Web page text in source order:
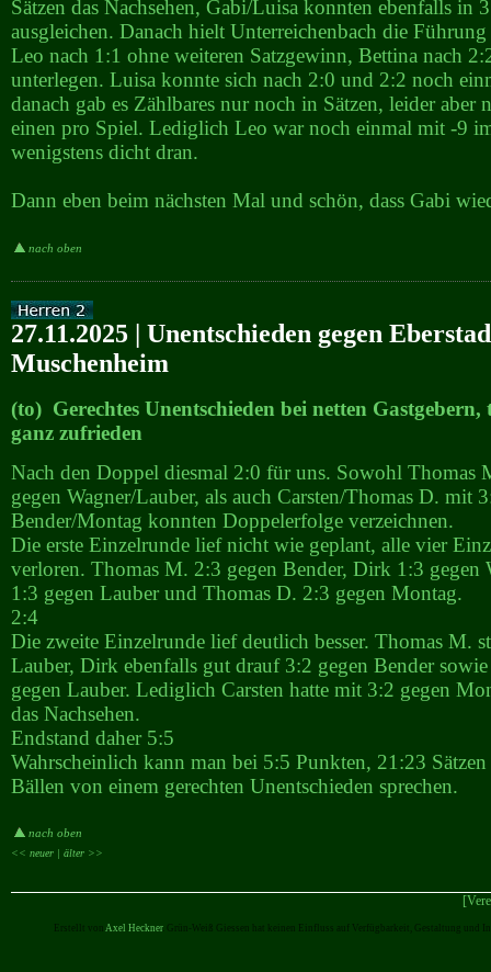
Sätzen das Nachsehen, Gabi/Luisa konnten ebenfalls in
ausgleichen. Danach hielt Unterreichenbach die Führung
Leo nach 1:1 ohne weiteren Satzgewinn, Bettina nach
unterlegen. Luisa konnte sich nach 2:0 und 2:2 noch
danach gab es Zählbares nur noch in Sätzen, leider aber
einen pro Spiel. Lediglich Leo war noch einmal mit -9
wenigstens dicht dran.
Dann eben beim nächsten Mal und schön, dass Gabi
nach oben
27.11.2025 | Unentschieden gegen
Muschenheim
(to) Gerechtes Unentschieden bei netten
ganz zufrieden
Nach den Doppel diesmal 2:0 für uns. Sowohl Thomas
gegen Wagner/Lauber, als auch Carsten/Thomas D. mit
Bender/Montag konnten Doppelerfolge verzeichnen.
Die erste Einzelrunde lief nicht wie geplant, alle vier
verloren. Thomas M. 2:3 gegen Bender, Dirk 1:3 gegen
1:3 gegen Lauber und Thomas D. 2:3 gegen Montag.
2:4
Die zweite Einzelrunde lief deutlich besser. Thomas M.
Lauber, Dirk ebenfalls gut drauf 3:2 gegen Bender
gegen Lauber. Lediglich Carsten hatte mit 3:2 gegen
das Nachsehen.
Endstand daher 5:5
Wahrscheinlich kann man bei 5:5 Punkten, 21:23
Bällen von einem gerechten Unentschieden sprechen.
nach oben
<< neuer | älter >>
Erstellt von Axel Heckner. Grün-Weiß Giessen hat keinen Einfluss auf Verfügbarkeit, Gestaltung und